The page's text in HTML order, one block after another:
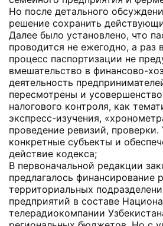
Но после детального
решение сохранить
Далее было установлено, что
проводится не ежегодно, а раз
процесс паспортизации не
вмешательство в финансово-
деятельность
пересмотрены и
налогового контроля, как
экспресс-изучения,
проведение ревизий, проверки.
конкретные субъекты и
действие кодекса;
В первоначальной редакции
предлагалось финансирование
территориальных
предприятий в составе
телерадиокомпании